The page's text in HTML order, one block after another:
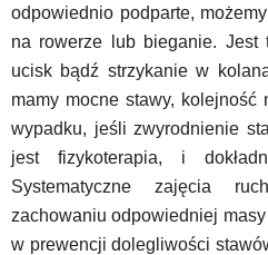
odpowiednio podparte,
na rowerze lub bieganie. Jest
ucisk bądź strzykanie w
mamy mocne stawy,
wypadku, jeśli zwyrodnienie
jest fizykoterapia, i
Systematyczne zajęcia
zachowaniu odpowiedniej
w prewencji dolegliwości